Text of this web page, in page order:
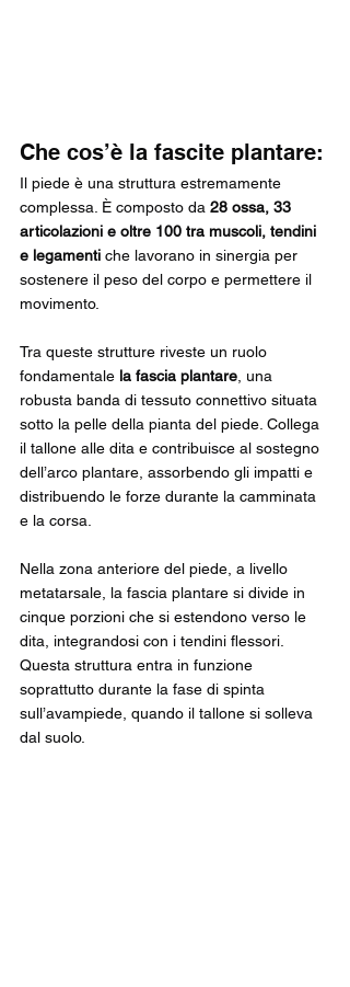
Che cos’è la fascite plantare:
Il piede è una struttura estremamente
complessa. È composto da 28 ossa, 33
articolazioni e oltre 100 tra muscoli, tendini
e legamenti che lavorano in sinergia per
sostenere il peso del corpo e permettere il
movimento.
Tra queste strutture riveste un ruolo
fondamentale la fascia plantare , una
robusta banda di tessuto connettivo situata
sotto la pelle della pianta del piede. Collega
il tallone alle dita e contribuisce al sostegno
dell’arco plantare, assorbendo gli impatti e
distribuendo le forze durante la camminata
e la corsa.
Nella zona anteriore del piede, a livello
metatarsale, la fascia plantare si divide in
cinque porzioni che si estendono verso le
dita, integrandosi con i tendini flessori.
Questa struttura entra in funzione
soprattutto durante la fase di spinta
sull’avampiede, quando il tallone si solleva
dal suolo.